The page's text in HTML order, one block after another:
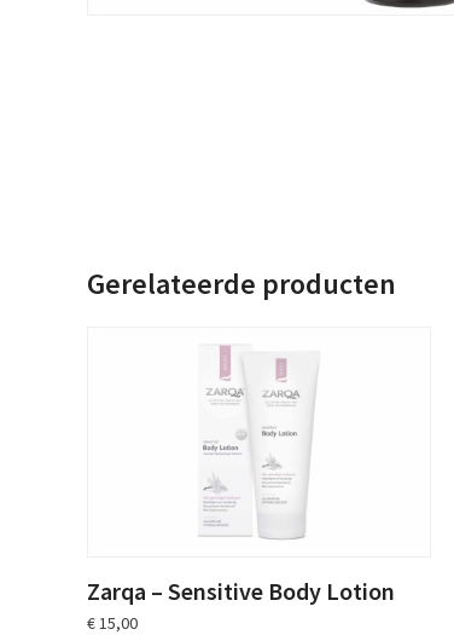
Gerelateerde producten
Zarqa – Sensitive Body Lotion
€15,00